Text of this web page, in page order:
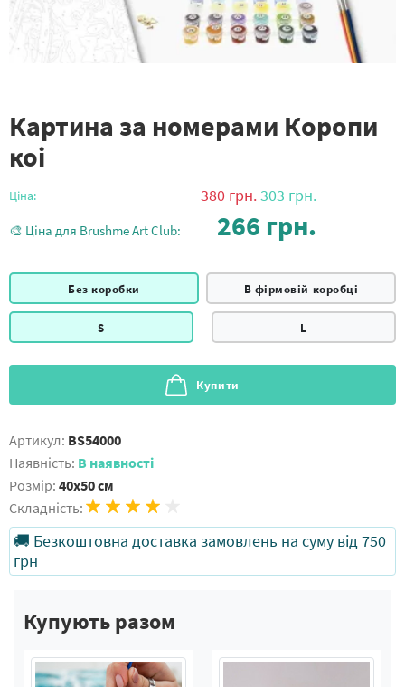
Картина за номерами Коропи
коі
Ціна: 380грн.303 грн.
🎨 Ціна для Brushme Art Club: 266 грн.
Без коробки В фірмовій коробці
S L
Купити
Артикул: BS54000
Наявність: В наявності
Розмір: 40x50 см
Складність:
🚚 Безкоштовна доставка замовлень на суму від 750
грн
Купують разом